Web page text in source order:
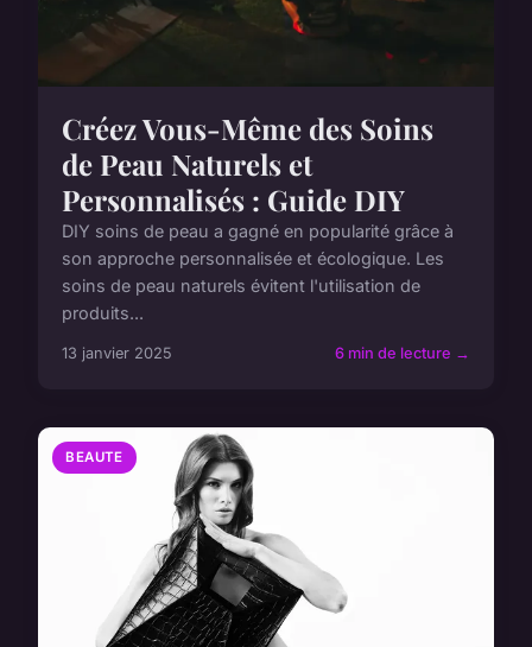
Créez Vous-Même des Soins
de Peau Naturels et
Personnalisés : Guide DIY
DIY soins de peau a gagné en popularité grâce à
son approche personnalisée et écologique. Les
soins de peau naturels évitent l'utilisation de
produits...
13 janvier 2025 6 min de lecture →
BEAUTE